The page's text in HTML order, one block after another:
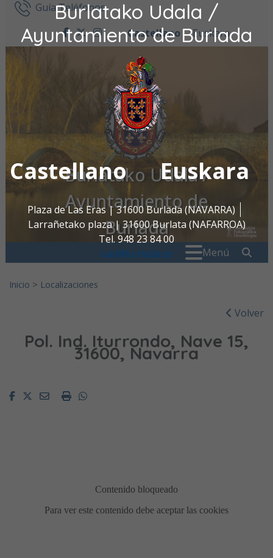
Burlatako Udala /
Ayuntamiento de Burlada
Castellano Euskara
Plaza de Las Eras | 31600 Burlada (NAVARRA)
Larrañetako plaza | 31600 Burlata (NAFARROA)
Tel. 948 23 84 00
oac@burlada.es
Ir al contenidoGuía Teléfonos
facebook
twitter
instagram
Castellano Euskara
Burlatako Udala /
Ayuntamiento de
Burlada
Menú
Inicio > Localizaciones
Volver
Pol. Ind. Iturrondo, Nave 15,
31600, Navarra
FacebookTwitterEmailImprimirWhatsapp